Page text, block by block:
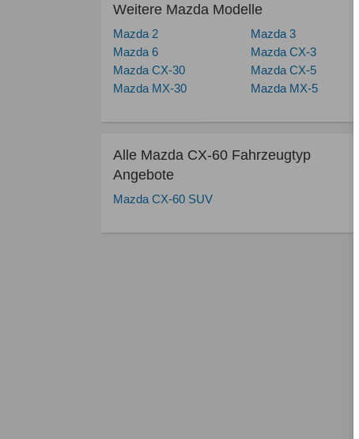
Weitere Mazda Modelle
Mazda 2
Mazda 3
Mazda 6
Mazda CX-3
Mazda CX-30
Mazda CX-5
Mazda MX-30
Mazda MX-5
Alle Mazda CX-60 Fahrzeugtyp
Angebote
Mazda CX-60 SUV